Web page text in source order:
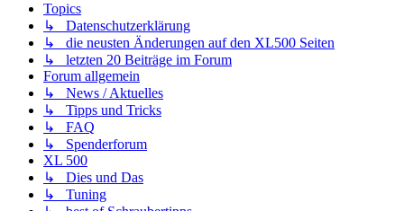
Topics
↳ Datenschutzerklärung
↳ die neusten Änderungen auf den XL500 Seiten
↳ letzten 20 Beiträge im Forum
Forum allgemein
↳ News / Aktuelles
↳ Tipps und Tricks
↳ FAQ
↳ Spenderforum
XL 500
↳ Dies und Das
↳ Tuning